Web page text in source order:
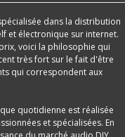
dans la distribution
et électronique sur internet.
voici la philosophie qui
très fort sur le fait d'être
qui correspondent aux
quotidienne est réalisée
et spécialisées. En